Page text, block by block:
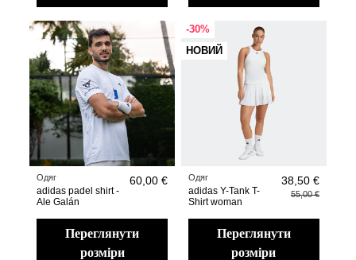
Одяг
adidas padel shirt -
Ale Galán
60,00 €
переглянути
розміри
-30%
НОВИЙ
Одяг
adidas Y-Tank T-
Shirt woman
38,50 €
55,00 €
переглянути
розміри